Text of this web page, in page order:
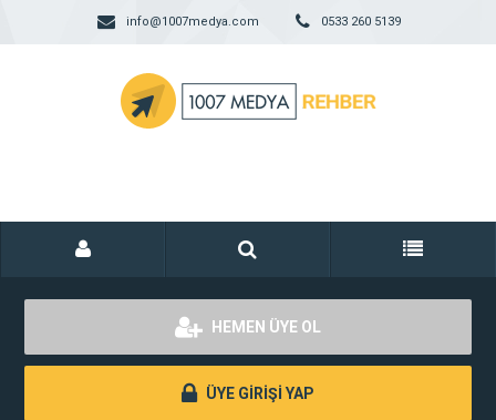
info@1007medya.com 0533 260 5139
HEMEN ÜYE OL
ÜYE GİRİŞİ YAP